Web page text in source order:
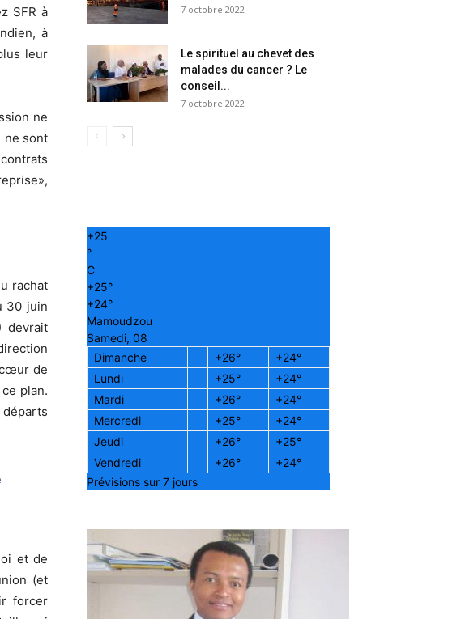
SFR à
à
leur
ne
ne sont
rachat
30 juin
devrait
de
plan.
et de
(et
forcer
7 octobre 2022
Le spirituel au chevet des
malades du cancer ? Le
conseil...
7 octobre 2022
+25
°
C
+25°
+24°
Mamoudzou
Samedi, 08
Dimanche
+26° +24°
Lundi
+25° +24°
Mardi
+26° +24°
Mercredi
+25° +24°
Jeudi
+26° +25°
Vendredi
+26° +24°
Prévisions sur 7 jours